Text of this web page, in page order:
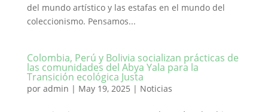
del mundo artístico y las estafas en el mundo del
coleccionismo. Pensamos...
Colombia, Perú y Bolivia socializan prácticas de
las comunidades del Abya Yala para la
Transición ecológica Justa
por admin | May 19, 2025 | Noticias